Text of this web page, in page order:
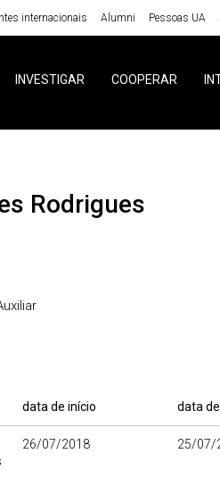
internacionais Alumni Pessoas UA
INVESTIGAR COOPERAR
Rodrigues
data de início data
26/07/2018 25/07/